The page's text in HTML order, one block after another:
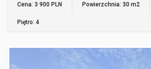
Cena: 3 900 PLN Powierzchnia: 30 m2
Piętro: 4